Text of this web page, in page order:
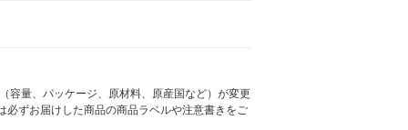
容量、パッケージ、原材料、原産国など）が変更
ずお届けした商品の商品ラベルや注意書きをご